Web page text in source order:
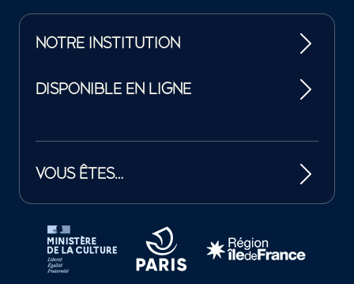
NOTRE INSTITUTION
DISPONIBLE EN LIGNE
VOUS ÊTES…
Tutelles et mécènes de la Philharmonie de Paris